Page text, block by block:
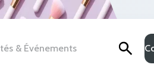
& Événements